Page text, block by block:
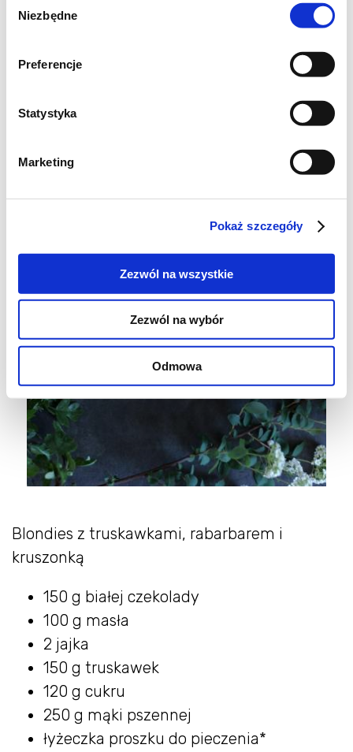
zgody
Niezbędne
Preferencje
Statystyka
Marketing
Pokaż szczegóły
Zezwól na wszystkie
Zezwól na wybór
Odmowa
Blondies z truskawkami, rabarbarem i
kruszonką
150 g białej czekolady
100 g masła
2 jajka
150 g truskawek
120 g cukru
250 g mąki pszennej
łyżeczka proszku do pieczenia*